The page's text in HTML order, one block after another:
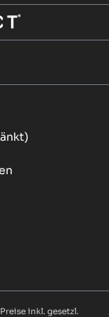
inkl. gesetzl.